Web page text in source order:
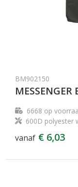
BM902150
MESSENGER
6668 op
600D polyester
vanaf € 6,03